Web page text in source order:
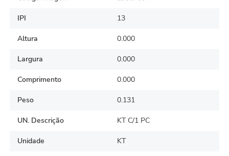
IPI 13
Altura 0.000
Largura 0.000
Comprimento 0.000
Peso 0.131
UN. Descrição KT C/1 PC
Unidade KT